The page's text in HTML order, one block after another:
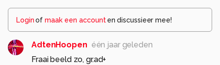
Loginof maak een account en discussieer mee!
AdtenHoopen één jaar geleden
Fraai beeld zo, gr.ad+